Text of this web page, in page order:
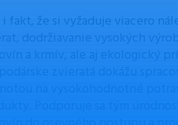
fakt, že si vyžaduje viacero
dodržiavanie vysokých